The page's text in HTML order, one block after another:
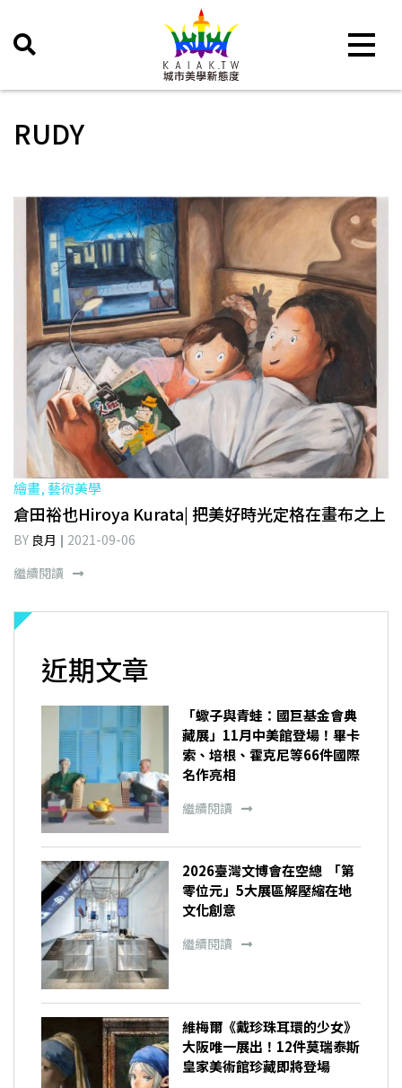
Toggle
RUDY
繪畫, 藝術美學
倉田裕也Hiroya Kurata| 把美好時光定格在畫布之上
BY 良月
2021-09-06
繼續閱讀
近期文章
「蠍子與青蛙：國巨基金會典
藏展」11月中美館登場！畢卡
索、培根、霍克尼等66件國際
名作亮相
繼續閱讀
2026臺灣文博會在空總 「第
零位元」5大展區解壓縮在地
文化創意
繼續閱讀
維梅爾《戴珍珠耳環的少女》
大阪唯一展出！12件莫瑞泰斯
皇家美術館珍藏即將登場